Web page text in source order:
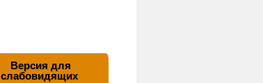
Версия для
слабовидящих